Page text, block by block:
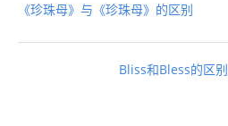
《珍珠母》与《珍珠母》的区别
Bliss和Bless的区别